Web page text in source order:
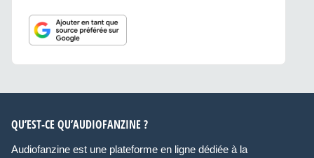
QU’EST-CE QU’AUDIOFANZINE ?
Audiofanzine est une plateforme en ligne dédiée à la